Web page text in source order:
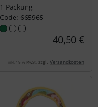
1 Packung
Code: 665965
40,50 €
inkl. 19 % MwSt. zzgl. Versandkosten